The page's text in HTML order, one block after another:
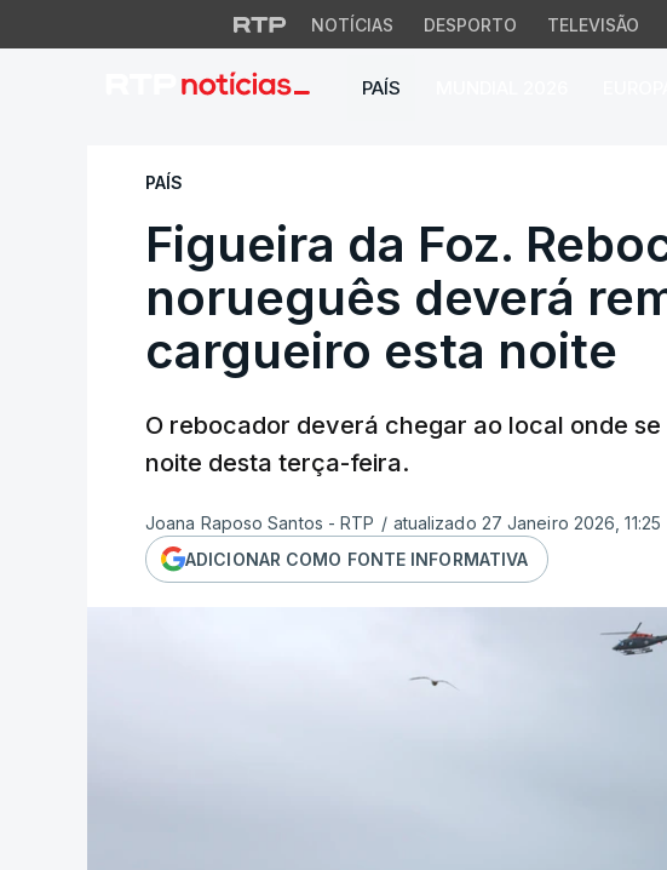
NOTÍCIAS DESPORTO TELEVISÃO
PAÍS
Figueira da Foz.
PAÍS
Figueira da Foz.
norueguês deverá
cargueiro esta noite
O rebocador deverá chegar ao local onde
noite desta terça-feira.
Joana Raposo Santos - RTP / atualizado 27 Janeiro 2026, 11:25
ADICIONAR COMO FONTE INFORMATIVA